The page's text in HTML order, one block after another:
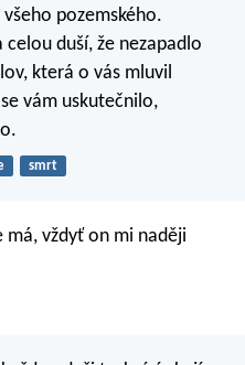
pozemského.
duší, že nezapadlo
která o vás mluvil
vám uskutečnilo,
smrt
má, vždyť on mi naději